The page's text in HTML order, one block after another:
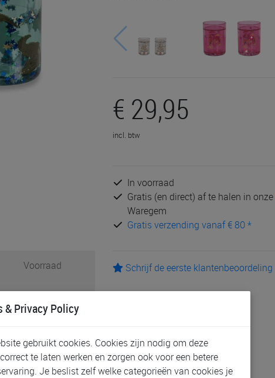
Voorraad
en de glitters
€ 29,95
incl. btw
In voorraad
Gratis (en direct) af te halen in onze
Waregem
Gratis verzending vanaf € 80 *
Schrijf de eerste klantenbeoordeling
& Privacy Policy
gebruikt cookies. Cookies zijn nodig om deze
te laten werken en zorgen ook voor een betere
Je beslist zelf welke categorieën van cookies je